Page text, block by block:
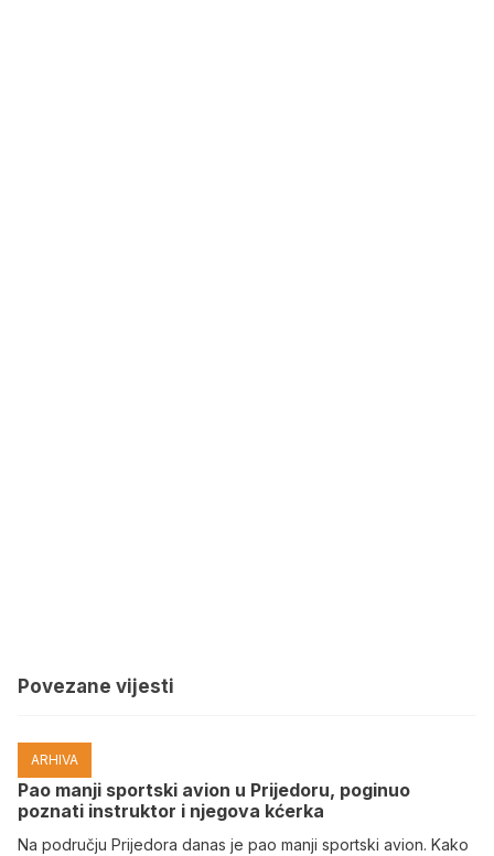
Povezane vijesti
ARHIVA
Pao manji sportski avion u Prijedoru, poginuo
poznati instruktor i njegova kćerka
Na području Prijedora danas je pao manji sportski avion. Kako